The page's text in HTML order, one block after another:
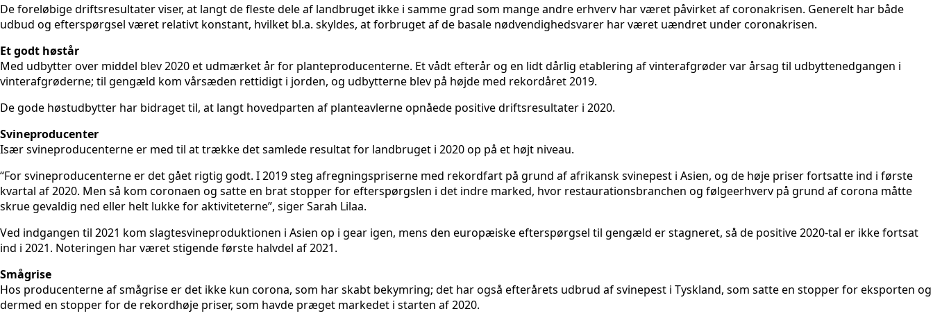
De foreløbige driftsresultater viser, at langt de fleste dele af landbruget ikke i samme grad som mange andre erhverv har været påvirket af coronakrisen. Generelt har både
udbud og efterspørgsel været relativt konstant, hvilket bl.a. skyldes, at forbruget af de basale nødvendighedsvarer har været uændret under coronakrisen.
Et godt høstår
Med udbytter over middel blev 2020 et udmærket år for planteproducenterne. Et vådt efterår og en lidt dårlig etablering af vinterafgrøder var årsag til udbyttenedgangen i
vinterafgrøderne; til gengæld kom vårsæden rettidigt i jorden, og udbytterne blev på højde med rekordåret 2019.
De gode høstudbytter har bidraget til, at langt hovedparten af planteavlerne opnåede positive driftsresultater i 2020.
Svineproducenter
Især svineproducenterne er med til at trække det samlede resultat for landbruget i 2020 op på et højt niveau.
“For svineproducenterne er det gået rigtig godt. I 2019 steg afregningspriserne med rekordfart på grund af afrikansk svinepest i Asien, og de høje priser fortsatte ind i første
kvartal af 2020. Men så kom coronaen og satte en brat stopper for efterspørgslen i det indre marked, hvor restaurationsbranchen og følgeerhverv på grund af corona måtte
skrue gevaldig ned eller helt lukke for aktiviteterne”, siger Sarah Lilaa.
Ved indgangen til 2021 kom slagtesvineproduktionen i Asien op i gear igen, mens den europæiske efterspørgsel til gengæld er stagneret, så de positive 2020-tal er ikke fortsat
ind i 2021. Noteringen har været stigende første halvdel af 2021.
Smågrise
Hos producenterne af smågrise er det ikke kun corona, som har skabt bekymring; det har også efterårets udbrud af svinepest i Tyskland, som satte en stopper for eksporten og
dermed en stopper for de rekordhøje priser, som havde præget markedet i starten af 2020.